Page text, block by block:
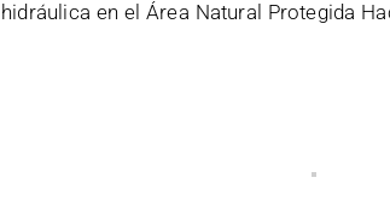
en el Área Natural Protegida